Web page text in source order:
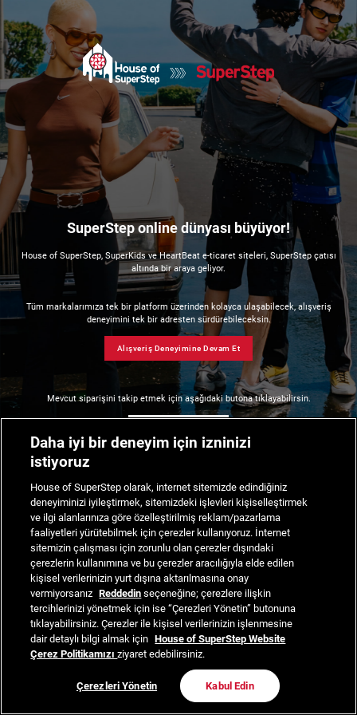
SuperStep online dünyası büyüyor!
House of SuperStep, SuperKids ve HeartBeat e-ticaret siteleri, SuperStep çatısı
altında bir araya geliyor.
Tüm markalarımıza tek bir platform üzerinden kolayca ulaşabilecek, alışveriş
deneyimini tek bir adresten sürdürebileceksin.
Alışveriş Deneyimine Devam Et
Mevcut siparişini takip etmek için aşağıdaki butona tıklayabilirsin.
Daha iyi bir deneyim için izninizi
istiyoruz
House of SuperStep olarak, internet sitemizde edindiğiniz
deneyiminizi iyileştirmek, sitemizdeki işlevleri kişiselleştirmek
ve ilgi alanlarınıza göre özelleştirilmiş reklam/pazarlama
faaliyetleri yürütebilmek için çerezler kullanıyoruz. İnternet
sitemizin çalışması için zorunlu olan çerezler dışındaki
çerezlerin kullanımına ve bu çerezler aracılığıyla elde edilen
kişisel verilerinizin yurt dışına aktarılmasına onay
vermiyorsanız Reddedin seçeneğine; çerezlere ilişkin
tercihlerinizi yönetmek için ise “Çerezleri Yönetin” butonuna
tıklayabilirsiniz. Çerezler ile kişisel verilerinizin işlenmesine
dair detaylı bilgi almak için House of SuperStep Website
Çerez Politikamızıziyaret edebilirsiniz.
Çerezleri Yönetin Kabul Edin